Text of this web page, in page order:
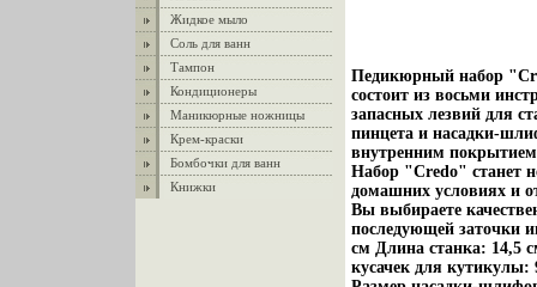
Жидкое мыло
Соль для ванн
Тампон
Кондиционеры
Маникюрные ножницы
Крем-краски
Бомбочки для ванн
Книжки
Педикюрный набор
состоит из восьми
запасных лезвий для
пинцета и насадки-
внутренним
Набор "Credo" станет
домашних условиях и
Вы выбираете
последующей заточки
см Длина станка: 14,5
кусачек для кутикулы: